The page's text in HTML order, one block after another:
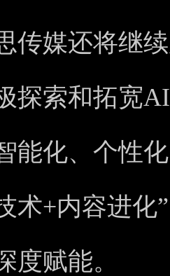
传媒还将继
探索和拓宽
能化、个性
术+内容进
度赋能。